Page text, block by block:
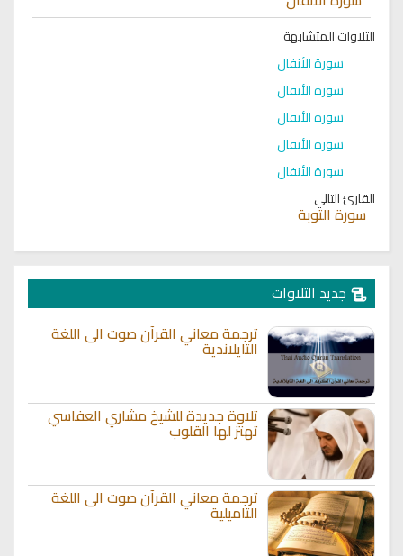
التلاوات المتشابهة
سورة الأنفال
سورة الأنفال
سورة الأنفال
سورة الأنفال
سورة الأنفال
القارئ التالي
سورة التوبة
جديد التلاوات
ترجمة معاني القرآن صوت الى اللغة
التايلاندية
تلاوة جديدة للشيخ مشاري العفاسي
تهتز لها القلوب
ترجمة معاني القرآن صوت الى اللغة
التاميلية